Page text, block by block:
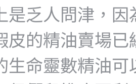
是乏人問津，
皮的精油賣場
生命靈數精油